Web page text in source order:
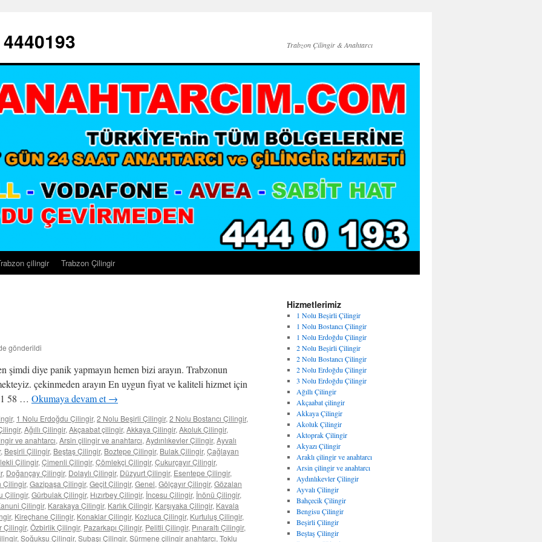
Trabzon Çilingir & Anahtarcı
çilingir Trabzon Çilingir
gönderildi
şimdi diye panik yapmayın hemen bizi arayın. Trabzonun
çekinmeden arayın En uygun fiyat ve kaliteli hizmet için
58 … Okumaya devam et→
, 1 Nolu Erdoğdu Çilingir, 2 Nolu Beşirli Çilingir, 2 Nolu Bostancı Çilingir,
, Ağıllı Çilingir, Akçaabat çilingir, Akkaya Çilingir, Akoluk Çilingir,
ve anahtarcı, Arsin çilingir ve anahtarcı, Aydınlıkevler Çilingir, Ayvalı
, Beşirli Çilingir, Beştaş Çilingir, Boztepe Çilingir, Bulak Çilingir, Çağlayan
Çilingir, Çimenli Çilingir, Çömlekçi Çilingir, Çukurçayır Çilingir,
, Doğançay Çilingir, Dolaylı Çilingir, Düzyurt Çilingir, Esentepe Çilingir,
Çilingir, Gazipaşa Çilingir, Geçit Çilingir, Genel, Gölçayır Çilingir, Gözalan
Çilingir, Gürbulak Çilingir, Hızırbey Çilingir, İncesu Çilingir, İnönü Çilingir,
Çilingir, Karakaya Çilingir, Karlık Çilingir, Karşıyaka Çilingir, Kavala
, Kireçhane Çilingir, Konaklar Çilingir, Kozluca Çilingir, Kurtuluş Çilingir,
Çilingir, Özbirlik Çilingir, Pazarkapı Çilingir, Pelitli Çilingir, Pınaraltı Çilingir,
, Soğuksu Çilingir, Subaşı Çilingir, Sürmene çilingir anahtarcı, Toklu
Hizmetlerimiz
1 Nolu Beşirli Çilingir
1 Nolu Bostancı Çilingir
1 Nolu Erdoğdu Çilingir
2 Nolu Beşirli Çilingir
2 Nolu Bostancı Çilingir
2 Nolu Erdoğdu Çilingir
3 Nolu Erdoğdu Çilingir
Ağıllı Çilingir
Akçaabat çilingir
Akkaya Çilingir
Akoluk Çilingir
Aktoprak Çilingir
Akyazı Çilingir
Araklı çilingir ve anahtarcı
Arsin çilingir ve anahtarcı
Aydınlıkevler Çilingir
Ayvalı Çilingir
Bahçecik Çilingir
Bengisu Çilingir
Beşirli Çilingir
Beştaş Çilingir